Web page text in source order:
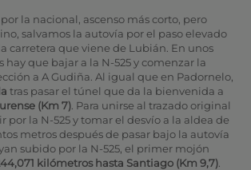
la nacional, ascenso más corto, pero
salvamos la autovía por el paso elevado
carretera que viene de Lubián. En unos
hay que bajar a la N-525 y comenzar la
a A Gudiña. Al igual que en Padornelo,
tras pasar el túnel que da la bienvenida a
(Km 7). Para unirse al trazado original
por la N-525 y tomar el desvío a la aldea de
metros después de pasar bajo la autovía
subido por la N-525, el primer mojón
kilómetros hasta Santiago (Km 9,7).